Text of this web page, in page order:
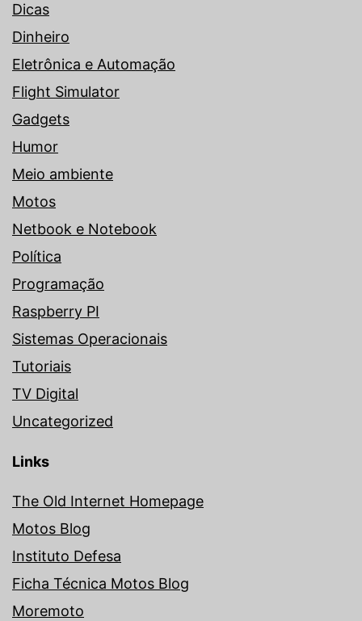
Dicas
Dinheiro
Eletrônica e Automação
Flight Simulator
Gadgets
Humor
Meio ambiente
Motos
Netbook e Notebook
Política
Programação
Raspberry PI
Sistemas Operacionais
Tutoriais
TV Digital
Uncategorized
Links
The Old Internet Homepage
Motos Blog
Instituto Defesa
Ficha Técnica Motos Blog
Moremoto